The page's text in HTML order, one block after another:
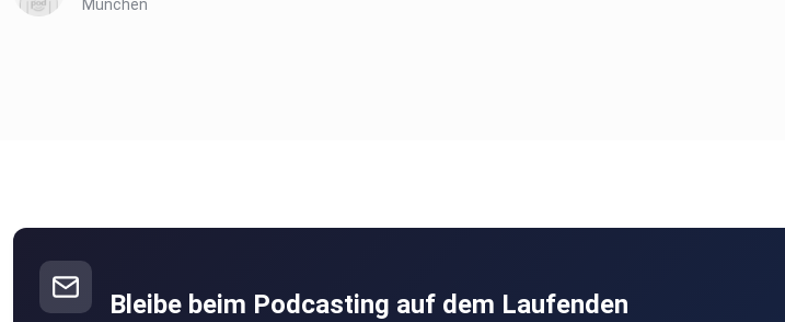
München
Bleibe beim Podcasting auf dem Laufenden